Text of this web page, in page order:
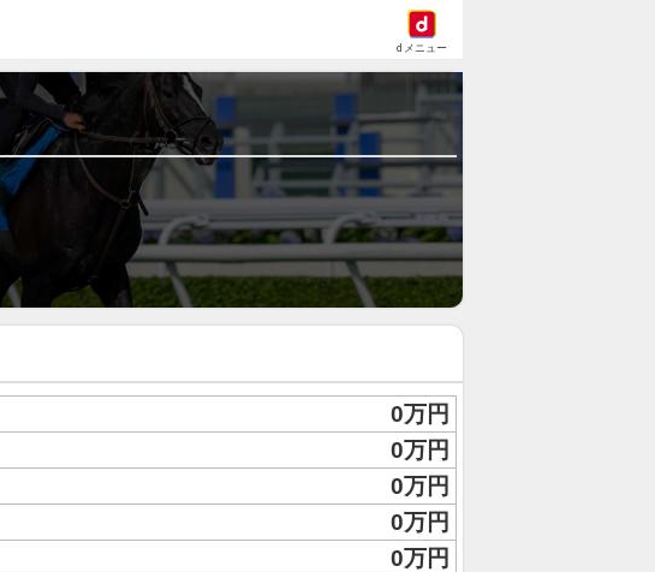
dメニュー
0万円
0万円
0万円
0万円
0万円